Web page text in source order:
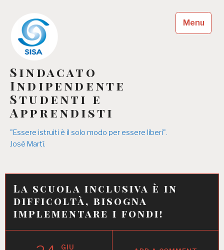
content
Sindacato
Indipendente
Studenti e
Apprendisti
"Essere istruiti è il solo modo per essere liberi".
José Martì.
Menu
La scuola inclusiva è in
difficoltà, bisogna
implementare i fondi!
GIU